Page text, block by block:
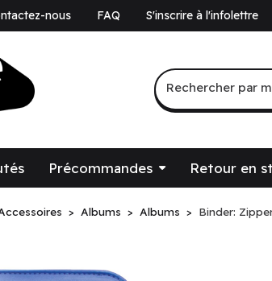
nous FAQ S'inscrire à l'infolettre
Recherche
Rechercher par
Précommandes Retour en
Albums Albums Binder: